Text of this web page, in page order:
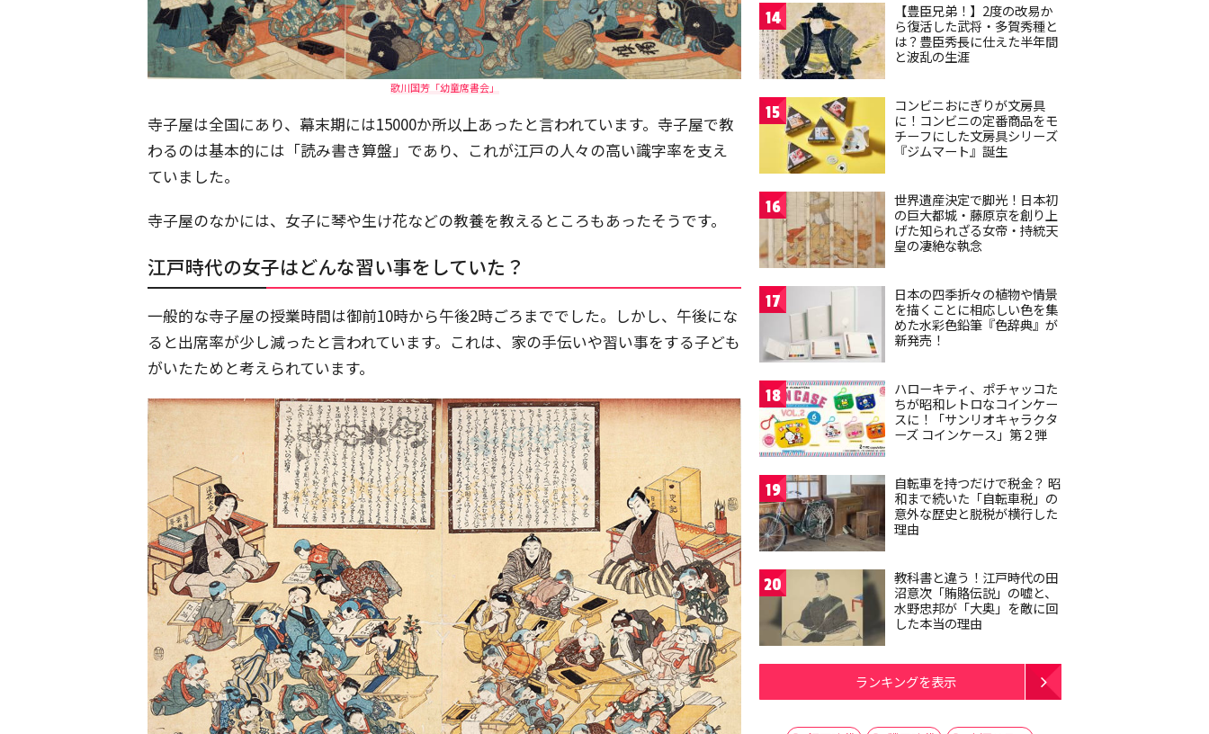
歌川国芳「幼童席書会」
寺子屋は全国にあり、幕末期には15000か所以上あったと言われています。寺子屋で教
わるのは基本的には「読み書き算盤」であり、これが江戸の人々の高い識字率を支え
ていました。
寺子屋のなかには、女子に琴や生け花などの教養を教えるところもあったそうです。
江戸時代の女子はどんな習い事をしていた？
一般的な寺子屋の授業時間は御前10時から午後2時ごろまででした。しかし、午後にな
ると出席率が少し減ったと言われています。これは、家の手伝いや習い事をする子ども
がいたためと考えられています。
14
【豊臣兄弟！】2度の改易か
ら復活した武将・多賀秀種と
は？豊臣秀長に仕えた半年間
と波乱の生涯
15
コンビニおにぎりが文房具
に！コンビニの定番商品をモ
チーフにした文房具シリーズ
『ジムマート』誕生
16
世界遺産決定で脚光！日本初
の巨大都城・藤原京を創り上
げた知られざる女帝・持統天
皇の凄絶な執念
17
日本の四季折々の植物や情景
を描くことに相応しい色を集
めた水彩色鉛筆『色辞典』が
新発売！
18
ハローキティ、ポチャッコた
ちが昭和レトロなコインケー
スに！「サンリオキャラクタ
ーズ コインケース」第２弾
19
自転車を持つだけで税金？ 昭
和まで続いた「自転車税」の
意外な歴史と脱税が横行した
理由
20
教科書と違う！江戸時代の田
沼意次「賄賂伝説」の嘘と、
水野忠邦が「大奥」を敵に回
した本当の理由
ランキングを表示